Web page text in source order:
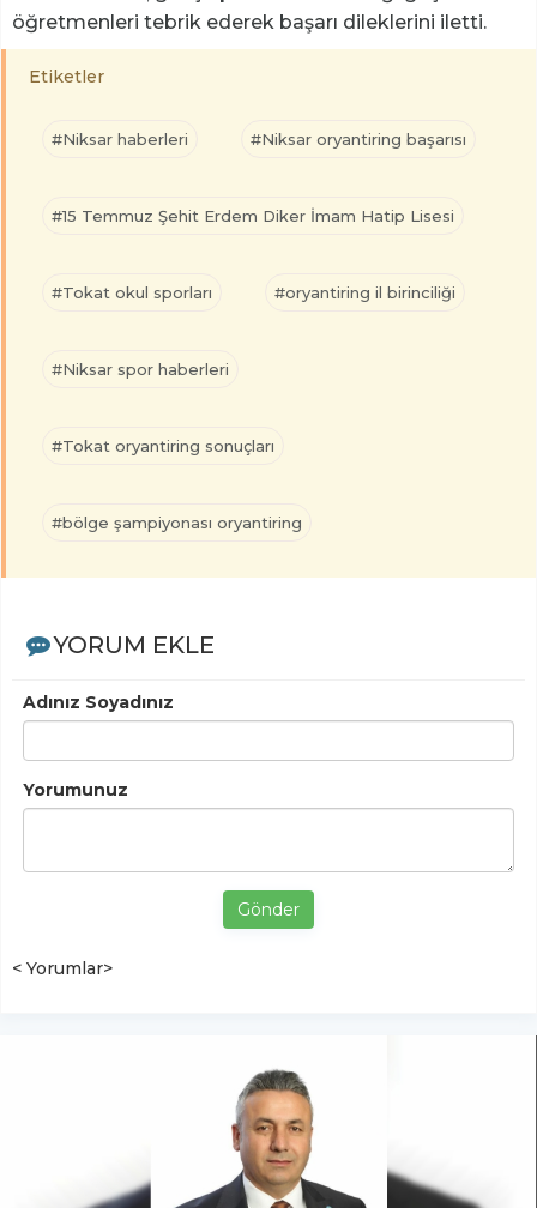
öğretmenleri tebrik ederek başarı dileklerini iletti.
Etiketler
#Niksar haberleri #Niksar oryantiring başarısı
#15 Temmuz Şehit Erdem Diker İmam Hatip Lisesi
#Tokat okul sporları #oryantiring il birinciliği
#Niksar spor haberleri
#Tokat oryantiring sonuçları
#bölge şampiyonası oryantiring
YORUM EKLE
Adınız Soyadınız
Yorumunuz
Gönder
< Yorumlar>